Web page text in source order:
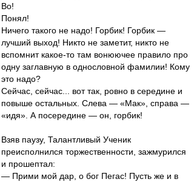
Во!
Понял!
Ничего такого не надо! Горбик! Горбик —
лучший выход! Никто не заметит, никто не
вспомнит какое-то там вонюючее правило про
одну заглавную в однословной фамилии! Кому
это надо?
Сейчас, сейчас... вот так, ровно в середине и
повыше остальных. Слева — «Мак», справа —
«идя». А посередине — он, горбик!
Взяв паузу, Талантливый Ученик
преисполнился торжественности, зажмурился
и прошептал:
— Прими мой дар, о бог Пегас! Пусть же и в